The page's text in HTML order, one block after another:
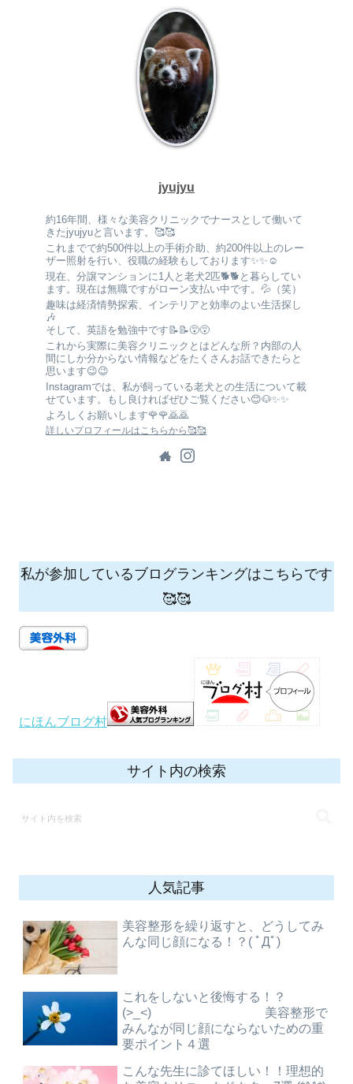
jyujyu
約16年間、様々な美容クリニックでナースとして働いて
きたjyujyuと言います。🥰🥰
これまでで約500件以上の手術介助、約200件以上のレー
ザー照射を行い、役職の経験もしております✨✨☺️
現在、分譲マンションに1人と老犬2匹🐕🐕と暮らしてい
ます。現在は無職ですがローン支払い中です。💦（笑）
趣味は経済情勢探索、インテリアと効率のよい生活探し
🎶
そして、英語を勉強中です📝📝😵😵
これから実際に美容クリニックとはどんな所？内部の人
間にしか分からない情報などをたくさんお話できたらと
思います😉😉
Instagramでは、私が飼っている老犬との生活について載
せています。もし良ければぜひご覧ください😊🐶✨✨
よろしくお願いします🌹🌹🙇🙇
詳しいプロフィールはこちらから🥰🥰
私が参加しているブログランキングはこちらです
🥰🥰
にほんブログ村
サイト内の検索
人気記事
美容整形を繰り返すと、どうしてみ
んな同じ顔になる！？( ﾟДﾟ)
これをしないと後悔する！？
(>_<) 美容整形で
みんなが同じ顔にならないための重
要ポイント４選
こんな先生に診てほしい！！理想的